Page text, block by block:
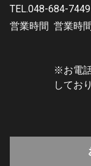
TEL.048-684-7449
営業時間 営業時
※お電
してお